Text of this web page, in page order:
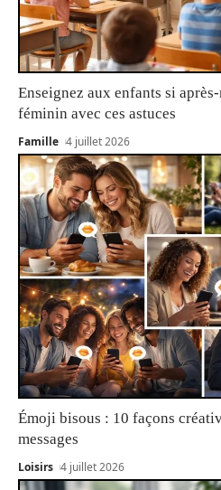
Enseignez aux enfants si
féminin avec ces astuces
Famille 4 juillet 2026
Émoji bisous : 10 façons
messages
Loisirs 4 juillet 2026